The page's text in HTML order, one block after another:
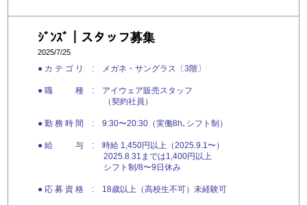
ｼﾞﾝｽﾞ｜スタッフ募集
2025/7/25
● カ テ ゴ リ : メガネ・サングラス〔3階〕
● 職 種 : アイウェア販売スタッフ
（契約社員）
● 勤 務 時 間 : 9:30〜20:30（実働8h､シフト制）
● 給 与 : 時給 1,450円以上（2025.9.1〜）
2025.8.31までは1,400円以上
シフト制/8〜9日休み
● 応 募 資 格 : 18歳以上（高校生不可）未経験可